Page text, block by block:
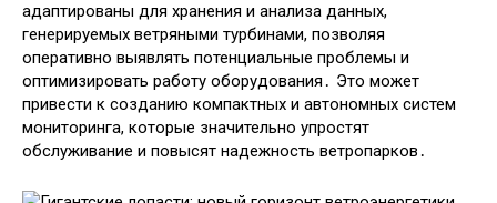
адаптированы для хранения и анализа данных,
генерируемых ветряными турбинами, позволяя
оперативно выявлять потенциальные проблемы и
оптимизировать работу оборудования․ Это может
привести к созданию компактных и автономных систем
мониторинга, которые значительно упростят
обслуживание и повысят надежность ветропарков․